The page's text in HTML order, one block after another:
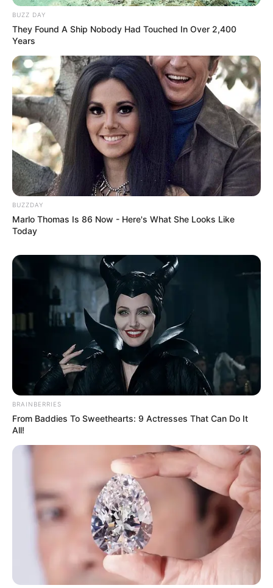
BUZZ DAY
They Found A Ship Nobody Had Touched In Over 2,400
Years
BUZZDAY
Marlo Thomas Is 86 Now - Here's What She Looks Like
Today
BRAINBERRIES
From Baddies To Sweethearts: 9 Actresses That Can Do It
All!